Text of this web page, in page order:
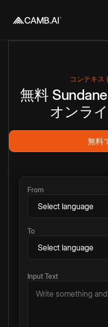
コンテキス
無料
オンラ
無料
From
To
Input Text